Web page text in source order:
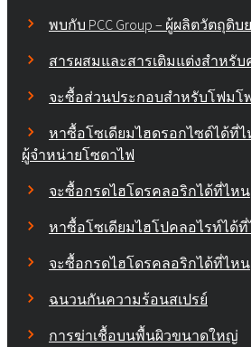
พบกับ PCC Group – ผู้ผลิตวัตถุดิบ
สารผสมและสารเติมแต่งสำหรั
จะซื้อส่วนประกอบสำหรับโฟมโ
หาซื้อโซเดียมไฮดรอกไซด์ได้ที่ไ
ผู้จำหน่ายโซดาไฟ
จะซื้อกรดไฮโดรคลอริกได้ที่ไหน
หาซื้อโซเดียมไฮโปคลอไรท์ได้ที่
จะซื้อกรดไฮโดรคลอริกได้ที่ไหน
ฉนวนกันความร้อนสเปรย์
การฆ่าเชื้อบนพื้นผิวขนาดใหญ่